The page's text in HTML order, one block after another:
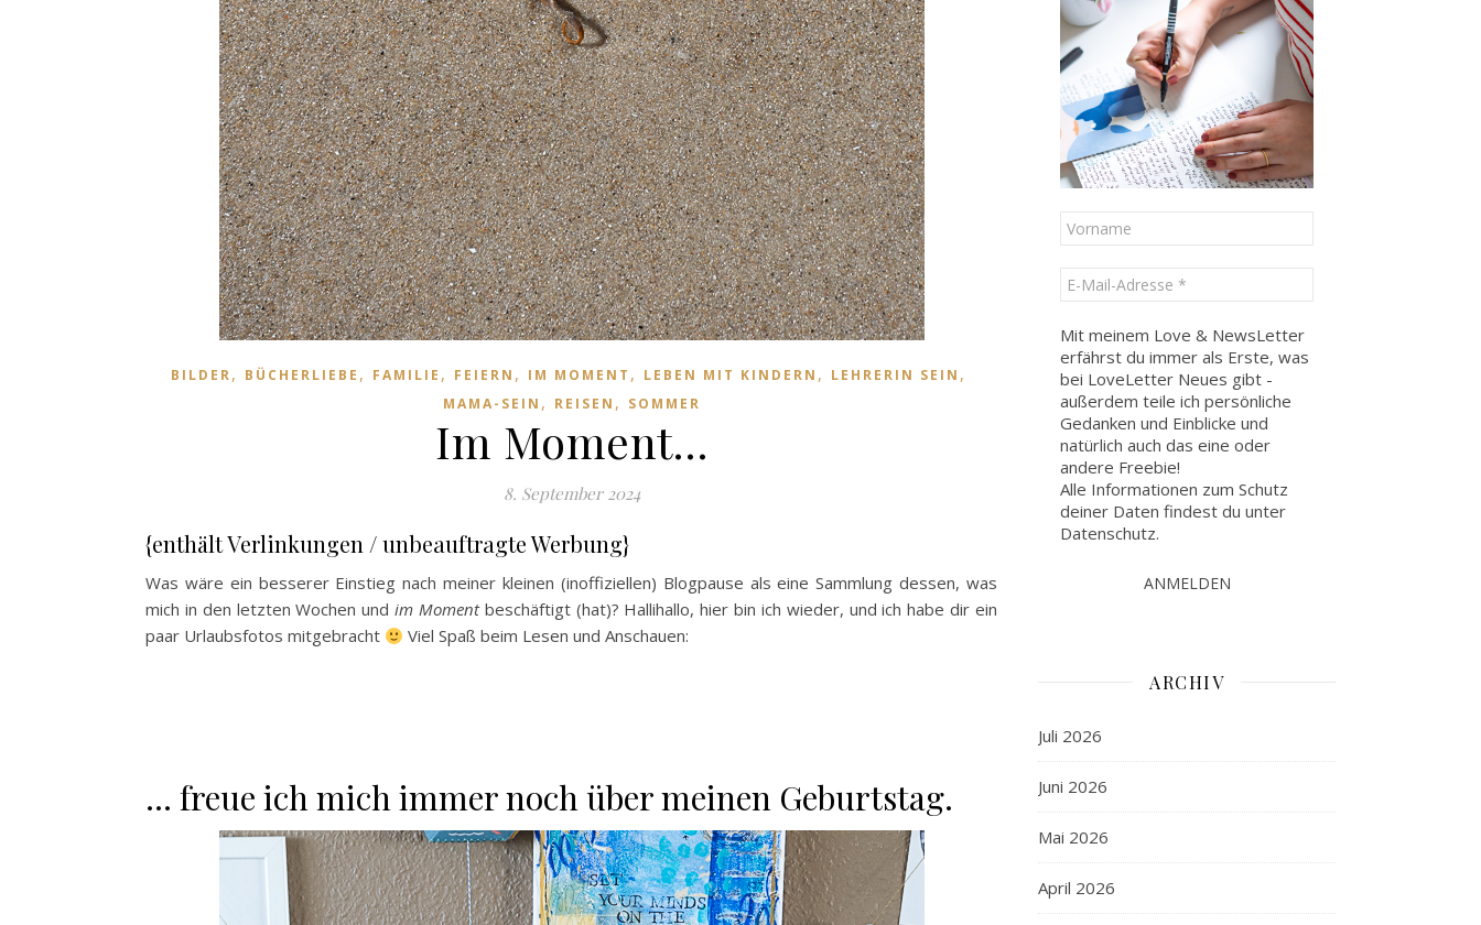
BILDER, BÜCHERLIEBE , FAMILIE , FEIERN , IM MOMENT , LEBEN MIT KINDERN , LEHRERIN SEIN ,
MAMA-SEIN , REISEN , SOMMER
Im Moment…
8. September 2024
{enthält Verlinkungen / unbeauftragte Werbung}
Was wäre ein besserer Einstieg nach meiner kleinen (inoffiziellen) Blogpause als eine Sammlung dessen, was
mich in den letzten Wochen undim Momentbeschäftigt (hat)? Hallihallo, hier bin ich wieder, und ich habe dir ein
paar Urlaubsfotos mitgebracht
Viel Spaß beim Lesen und Anschauen:
… freue ich mich immer noch über meinen Geburtstag.
Mit meinem Love & NewsLetter
erfährst du immer als Erste, was
bei LoveLetter Neues gibt -
außerdem teile ich persönliche
Gedanken und Einblicke und
natürlich auch das eine oder
andere Freebie!
Alle Informationen zum Schutz
deiner Daten findest du unter
Datenschutz.
ARCHIV
Juli 2026
Juni 2026
Mai 2026
April 2026